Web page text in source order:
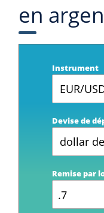
en
Instrument
EUR/
Devise de
dollar
Remise par